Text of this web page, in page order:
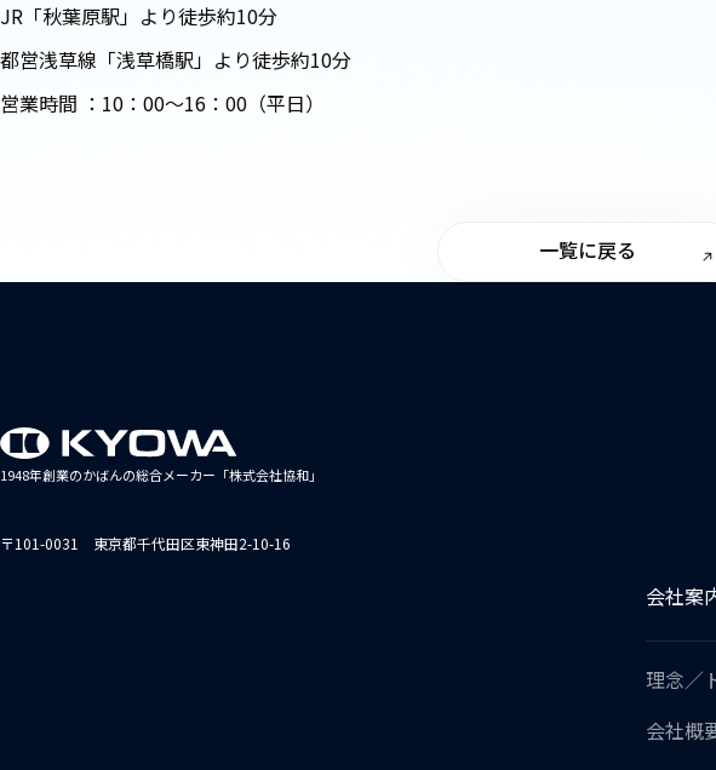
JR「秋葉原駅」より徒歩約10分
都営浅草線「浅草橋駅」より徒歩約10分
営業時間 ：10：00～16：00（平日）
一覧に戻る
1948年創業のかばんの総合メーカー「株式会社協和」
〒101-0031 東京都千代田区東神田2-10-16
会社案
理念／
会社概